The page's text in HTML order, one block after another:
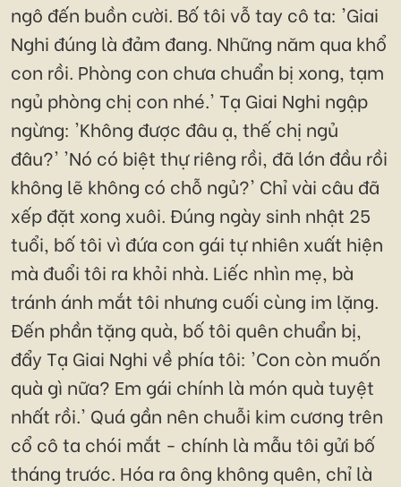
ngô đến buồn cười. Bố tôi vỗ tay cô ta: 'Giai
Nghi đúng là đảm đang. Những năm qua khổ
con rồi. Phòng con chưa chuẩn bị xong, tạm
ngủ phòng chị con nhé.' Tạ Giai Nghi ngập
ngừng: 'Không được đâu ạ, thế chị ngủ
đâu?' 'Nó có biệt thự riêng rồi, đã lớn đầu rồi
không lẽ không có chỗ ngủ?' Chỉ vài câu đã
xếp đặt xong xuôi. Đúng ngày sinh nhật 25
tuổi, bố tôi vì đứa con gái tự nhiên xuất hiện
mà đuổi tôi ra khỏi nhà. Liếc nhìn mẹ, bà
tránh ánh mắt tôi nhưng cuối cùng im lặng.
Đến phần tặng quà, bố tôi quên chuẩn bị,
đẩy Tạ Giai Nghi về phía tôi: 'Con còn muốn
quà gì nữa? Em gái chính là món quà tuyệt
nhất rồi.' Quá gần nên chuỗi kim cương trên
cổ cô ta chói mắt - chính là mẫu tôi gửi bố
tháng trước. Hóa ra ông không quên, chỉ là